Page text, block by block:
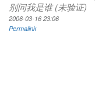
别问我是谁 (未验证)
2006-03-16 23:06
Permalink